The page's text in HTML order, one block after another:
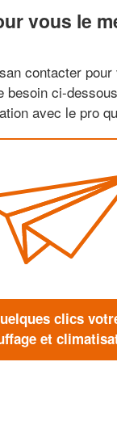
vous le
contacter
besoin ci-
avec le pro
clics
et